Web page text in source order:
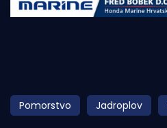
Obala
Otoci
Pomorstvo Jadroplov